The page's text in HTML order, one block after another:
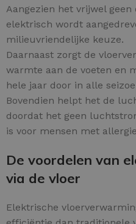
Aangezien het vrijwel
elektrisch wordt
milieuvriendelijke keuze.
Daarnaast zorgt de
warmte aan de voeten en
hele jaar door in alle
Bovendien helpt het de
doordat het geen
is voor mensen met
De voordelen van
via de vloer
Elektrische